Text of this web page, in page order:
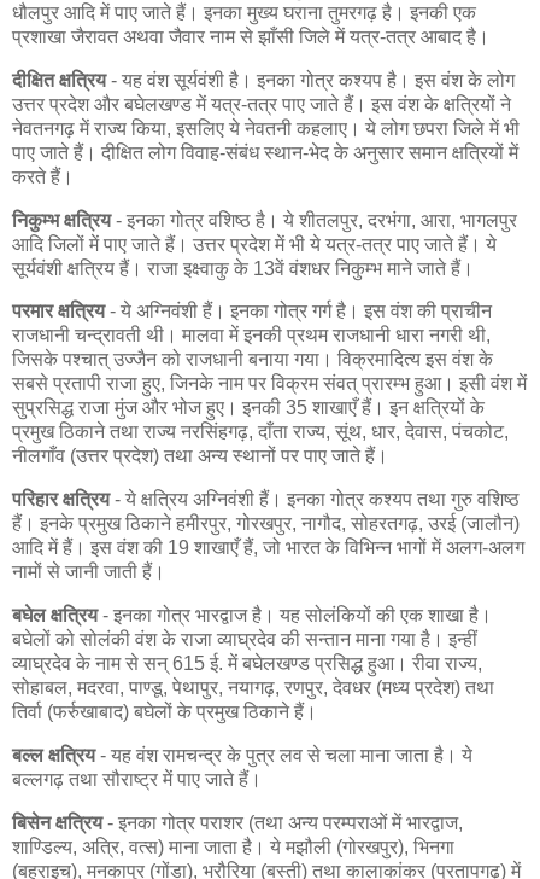
धौलपुर आदि में पाए जाते हैं। इनका मुख्य घराना तुमरगढ़ है। इनकी एक
प्रशाखा जैरावत अथवा जैवार नाम से झाँसी जिले में यत्र-तत्र आबाद है।
दीक्षित क्षत्रिय- यह वंश सूर्यवंशी है। इनका गोत्र कश्यप है। इस वंश के लोग
उत्तर प्रदेश और बघेलखण्ड में यत्र-तत्र पाए जाते हैं। इस वंश के क्षत्रियों ने
नेवतनगढ़ में राज्य किया, इसलिए ये नेवतनी कहलाए। ये लोग छपरा जिले में भी
पाए जाते हैं। दीक्षित लोग विवाह-संबंध स्थान-भेद के अनुसार समान क्षत्रियों में
करते हैं।
निकुम्भ क्षत्रिय- इनका गोत्र वशिष्ठ है। ये शीतलपुर, दरभंगा, आरा, भागलपुर
आदि जिलों में पाए जाते हैं। उत्तर प्रदेश में भी ये यत्र-तत्र पाए जाते हैं। ये
सूर्यवंशी क्षत्रिय हैं। राजा इक्ष्वाकु के 13वें वंशधर निकुम्भ माने जाते हैं।
परमार क्षत्रिय- ये अग्निवंशी हैं। इनका गोत्र गर्ग है। इस वंश की प्राचीन
राजधानी चन्द्रावती थी। मालवा में इनकी प्रथम राजधानी धारा नगरी थी,
जिसके पश्चात् उज्जैन को राजधानी बनाया गया। विक्रमादित्य इस वंश के
सबसे प्रतापी राजा हुए, जिनके नाम पर विक्रम संवत् प्रारम्भ हुआ। इसी वंश में
सुप्रसिद्ध राजा मुंज और भोज हुए। इनकी 35 शाखाएँ हैं। इन क्षत्रियों के
प्रमुख ठिकाने तथा राज्य नरसिंहगढ़, दाँता राज्य, सूंथ, धार, देवास, पंचकोट,
नीलगाँव (उत्तर प्रदेश) तथा अन्य स्थानों पर पाए जाते हैं।
परिहार क्षत्रिय- ये क्षत्रिय अग्निवंशी हैं। इनका गोत्र कश्यप तथा गुरु वशिष्ठ
हैं। इनके प्रमुख ठिकाने हमीरपुर, गोरखपुर, नागौद, सोहरतगढ़, उरई (जालौन)
आदि में हैं। इस वंश की 19 शाखाएँ हैं, जो भारत के विभिन्न भागों में अलग-अलग
नामों से जानी जाती हैं।
बघेल क्षत्रिय- इनका गोत्र भारद्वाज है। यह सोलंकियों की एक शाखा है।
बघेलों को सोलंकी वंश के राजा व्याघ्रदेव की सन्तान माना गया है। इन्हीं
व्याघ्रदेव के नाम से सन् 615 ई. में बघेलखण्ड प्रसिद्ध हुआ। रीवा राज्य,
सोहाबल, मदरवा, पाण्डू, पेथापुर, नयागढ़, रणपुर, देवधर (मध्य प्रदेश) तथा
तिर्वा (फर्रुखाबाद) बघेलों के प्रमुख ठिकाने हैं।
बल्ल क्षत्रिय- यह वंश रामचन्द्र के पुत्र लव से चला माना जाता है। ये
बल्लगढ़ तथा सौराष्ट्र में पाए जाते हैं।
बिसेन क्षत्रिय- इनका गोत्र पराशर (तथा अन्य परम्पराओं में भारद्वाज,
शाण्डिल्य, अत्रि, वत्स) माना जाता है। ये मझौली (गोरखपुर), भिनगा
(बहराइच), मनकापुर (गोंडा), भरौरिया (बस्ती) तथा कालाकांकर (प्रतापगढ़) में